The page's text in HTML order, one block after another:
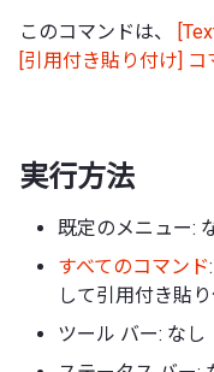
このコマンドは、
[引用付き貼り付け] コ
実行方法
既定のメニュー:
すべてのコマンド
して引用付き貼
ツール バー: なし